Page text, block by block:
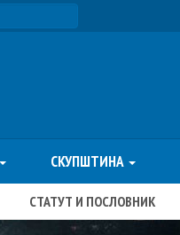
СКУПШТИНА
СТАТУТ И ПОСЛОВНИК